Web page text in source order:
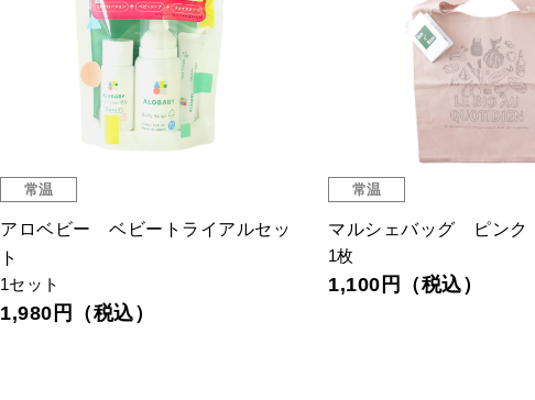
常温
アロベビー ベビートライアルセッ
ト
1セット
1,980円（税込）
常温
マルシェバッグ ピン
1枚
1,100円（税込）